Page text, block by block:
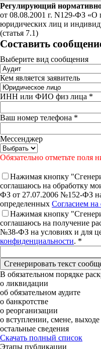
Регулирующий
от 08.08.2001 г. N129-ФЗ «О
юридических лиц и
(статья 7.1)
Составить
Выберите вид сообщения
Кем является заявитель
ИНН или ФИО физ лица *
Ваш номер телефона *
Мессенджер
Обязательно отметьте поля
Нажимая кнопку
соглашаюсь на обработку
ФЗ от 27.07.2006 №152-ФЗ
определенных Согласием на
Нажимая кнопку
соглашаюсь на получение
№38-ФЗ на условиях и для
конфиденциальности. *
В обязательном порядке
о ликвидации
об обязательном аудите
о банкротстве
о реорганизации
о вступлении, смене,
остальные сведения
Скачать полный список
Этапы публикации